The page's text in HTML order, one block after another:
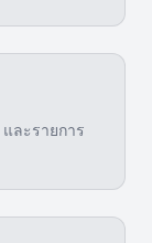
ละรายการ